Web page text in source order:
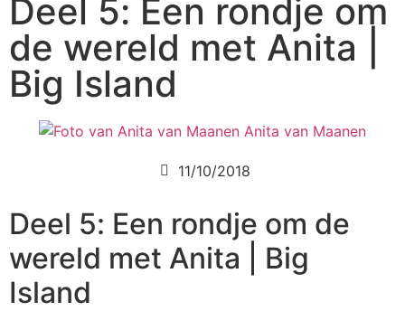
Deel 5: Een rondje om
de wereld met Anita |
Big Island
Anita van Maanen
11/10/2018
Deel 5: Een rondje om de
wereld met Anita | Big
Island